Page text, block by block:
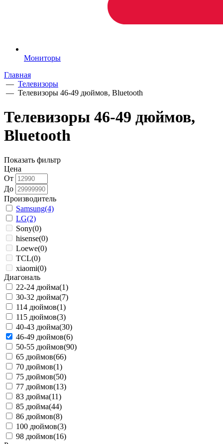
Мониторы
Главная
— Телевизоры
— Телевизоры 46-49 дюймов, Bluetooth
Телевизоры 46-49 дюймов,
Bluetooth
Показать фильтр
Цена
От
До
Производитель
Samsung(4)
LG(2)
Sony(0)
hisense(0)
Loewe(0)
TCL(0)
xiaomi(0)
Диагональ
22-24 дюйма(1)
30-32 дюйма(7)
114 дюймов(1)
115 дюймов(3)
40-43 дюйма(30)
46-49 дюймов(6)
50-55 дюймов(90)
65 дюймов(66)
70 дюймов(1)
75 дюймов(50)
77 дюймов(13)
83 дюйма(11)
85 дюйма(44)
86 дюймов(8)
100 дюймов(3)
98 дюймов(16)